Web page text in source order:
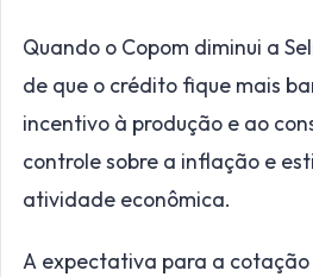
Quando o Copom diminui a
de que o crédito fique mais
incentivo à produção e ao
controle sobre a inflação e
atividade econômica.
A expectativa para a